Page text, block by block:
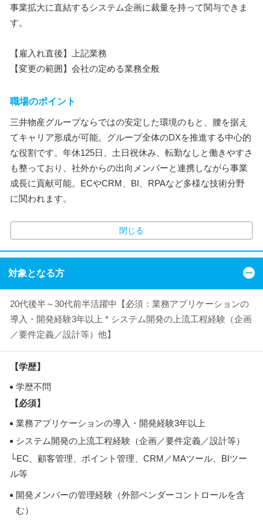
事業拡大に直結するシステム企画に裁量を持って関与できま
す。
【雇入れ直後】上記業務
【変更の範囲】会社の定める業務全般
職場のポイント
三井物産グループならではの安定した環境のもと、腰を据え
てキャリア形成が可能。グループ全体のDXを推進する中心的
な役割です。年休125日、土日祝休み、転勤なしと働きやすさ
も整っており、社外からの出向メンバーと連携しながら事業
成長に貢献可能。ECやCRM、BI、RPAなど多様な技術分野
に関われます。
閉じる
対象となる方
20代後半～30代前半活躍中【必須：業務アプリケーションの
導入・開発経験3年以上 * システム開発の上流工程経験（企画
／要件定義／設計等）他】
【学歴】
学歴不問
【必須】
業務アプリケーションの導入・開発経験3年以上
システム開発の上流工程経験（企画／要件定義／設計等）
└EC、顧客管理、ポイント管理、CRM／MAツール、BIツー
ル等
開発メンバーの管理経験（外部ベンダーコントロールを含
む）